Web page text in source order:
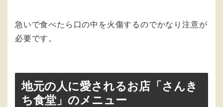
急いで食べたら口の中を火傷するのでかなり注意が
必要です。
地元の人に愛されるお店「さんき
ち食堂」のメニュー